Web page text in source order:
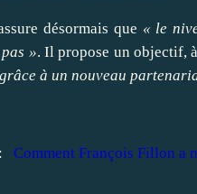
désormais que « le
». Il propose un objectif,
à un nouveau
Comment François Fillon a